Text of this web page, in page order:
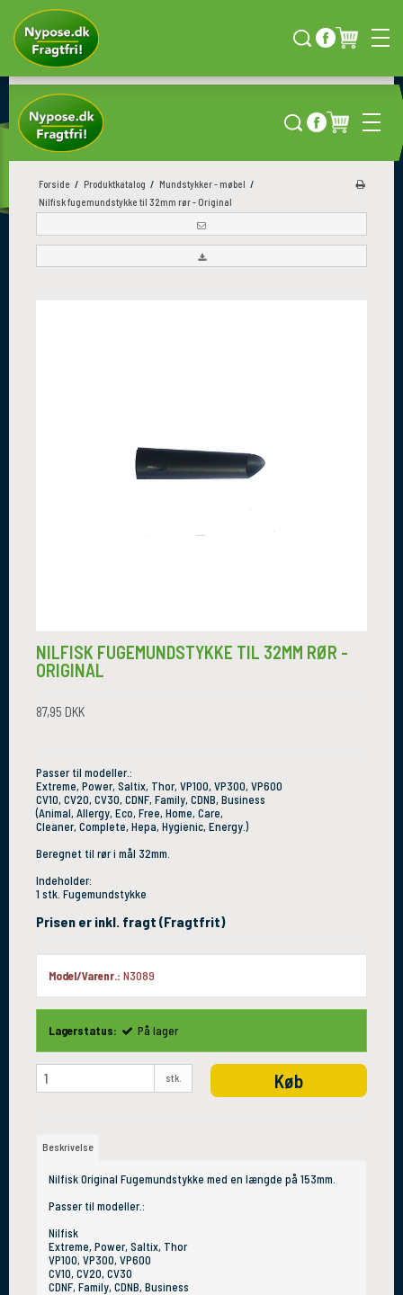
HURTIG LEVERING
Forside / Produktkatalog / Mundstykker - møbel /
Nilfisk fugemundstykke til 32mm rør - Original
NILFISK FUGEMUNDSTYKKE TIL 32MM RØR -
ORIGINAL
87,95 DKK
Passer til modeller.:
Extreme, Power, Saltix, Thor, VP100, VP300, VP600
CV10, CV20, CV30, CDNF, Family, CDNB, Business
(Animal, Allergy, Eco, Free, Home, Care,
Cleaner, Complete, Hepa, Hygienic, Energy.)
Beregnet til rør i mål 32mm.
Indeholder:
1 stk. Fugemundstykke
Prisen er inkl. fragt (Fragtfrit)
Model/Varenr.: N3089
Lagerstatus: På lager
stk. Køb
Beskrivelse
Nilfisk Original Fugemundstykke med en længde på 153mm.
Passer til modeller.:
Nilfisk
Extreme, Power, Saltix, Thor
VP100, VP300, VP600
CV10, CV20, CV30
CDNF, Family, CDNB, Business